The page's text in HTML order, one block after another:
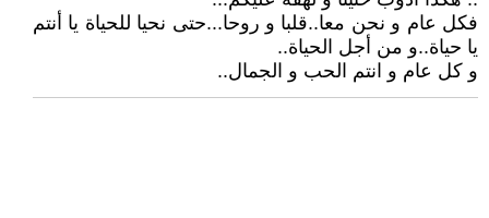
فكل عام و نحن معا..قلبا و روحا...حتى نحيا للحياة يا أنتم
يا حياة..و من أجل الحياة..
و كل عام و انتم الحب و الجمال..